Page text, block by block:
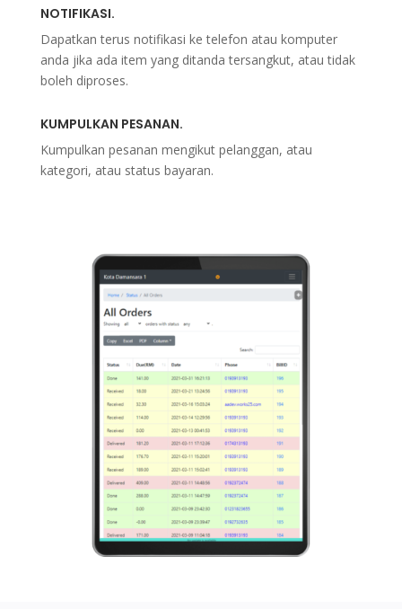
NOTIFIKASI.
Dapatkan terus notifikasi ke telefon atau komputer
anda jika ada item yang ditanda tersangkut, atau tidak
boleh diproses.
KUMPULKAN PESANAN.
Kumpulkan pesanan mengikut pelanggan, atau
kategori, atau status bayaran.